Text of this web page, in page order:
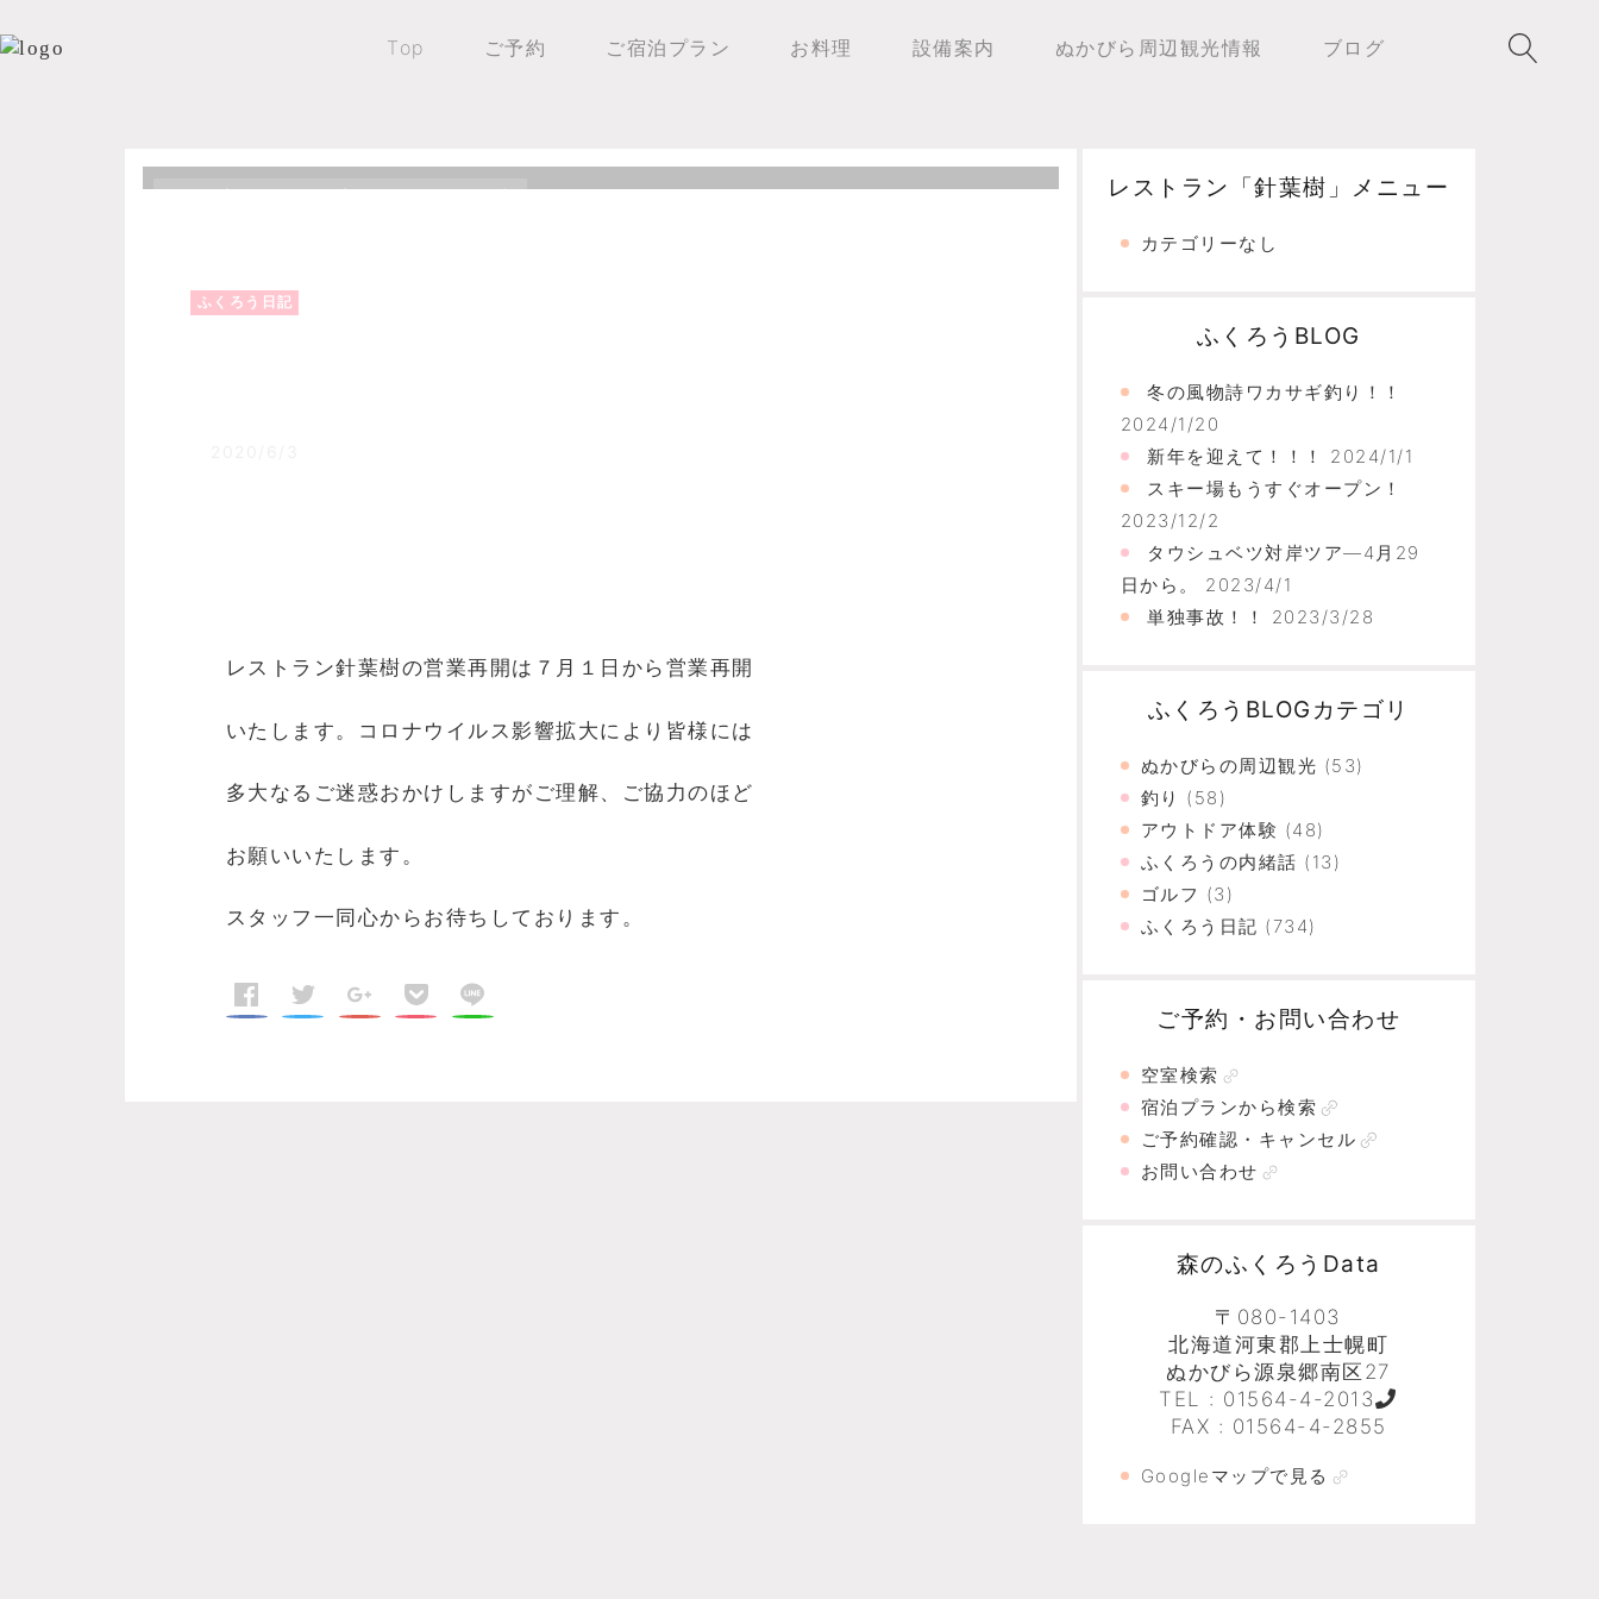
Top ご予約 ご宿泊プラン お料理 設備案内 ぬかびら周辺観光情報 ブログ
Top 森のふくろうブログ ふくろう日記
ふくろう日記
レストラン針葉樹の営業再開は７月１日から営業再開
いたします。コロナウイルス影響拡大により皆様には
多大なるご迷惑おかけしますがご理解、ご協力のほど
お願いいたします。
スタッフ一同心からお待ちしております。
レストラン「針葉樹」メニュー
カテゴリーなし
ふくろうBLOG
冬の風物詩ワカサギ釣り！！
2024/1/20
新年を迎えて！！！
2024/1/1
スキー場もうすぐオープン！
2023/12/2
タウシュベツ対岸ツア―4月29
日から。
2023/4/1
単独事故！！
2023/3/28
ふくろうBLOGカテゴリ
ぬかびらの周辺観光 (53)
釣り (58)
アウトドア体験 (48)
ふくろうの内緒話 (13)
ゴルフ (3)
ふくろう日記 (734)
ご予約・お問い合わせ
空室検索
宿泊プランから検索
ご予約確認・キャンセル
お問い合わせ
森のふくろうData
〒080-1403
北海道河東郡上士幌町
ぬかびら源泉郷南区27
TEL : 01564-4-2013
FAX : 01564-4-2855
Googleマップで見る